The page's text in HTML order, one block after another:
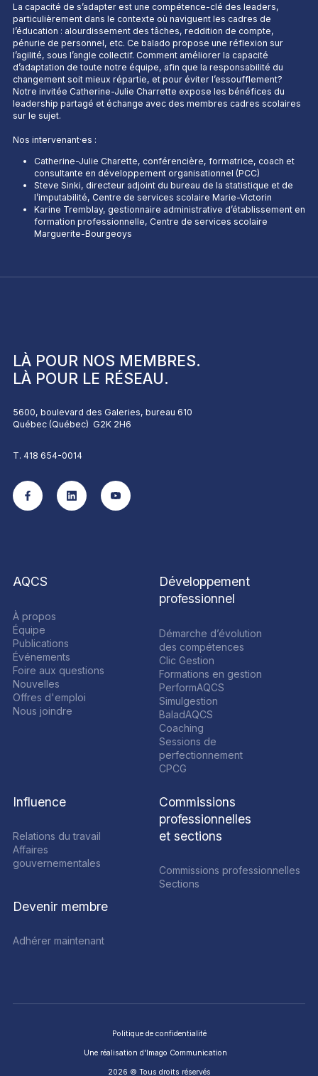
La capacité de s’adapter est une compétence-clé des leaders,
particulièrement dans le contexte où naviguent les cadres de
l’éducation : alourdissement des tâches, reddition de compte,
pénurie de personnel, etc. Ce balado propose une réflexion sur
l’agilité, sous l’angle collectif. Comment améliorer la capacité
d’adaptation de toute notre équipe, afin que la responsabilité du
changement soit mieux répartie, et pour éviter l’essoufflement?
Notre invitée Catherine-Julie Charrette expose les bénéfices du
leadership partagé et échange avec des membres cadres scolaires
sur le sujet.
Nos intervenant·es :
Catherine-Julie Charette, conférencière, formatrice, coach et
consultante en développement organisationnel (PCC)
Steve Sinki, directeur adjoint du bureau de la statistique et de
l’imputabilité, Centre de services scolaire Marie-Victorin
Karine Tremblay, gestionnaire administrative d’établissement en
formation professionnelle, Centre de services scolaire
Marguerite-Bourgeoys
LÀ POUR NOS MEMBRES.
LÀ POUR LE RÉSEAU.
5600, boulevard des Galeries, bureau 610
Québec (Québec) G2K 2H6
T. 418 654-0014
AQCS
À propos
Équipe
Publications
Événements
Foire aux questions
Nouvelles
Offres d'emploi
Nous joindre
Développement
professionnel
Démarche d’évolution
des compétences
Clic Gestion
Formations en gestion
PerformAQCS
Simulgestion
BaladAQCS
Coaching
Sessions de
perfectionnement
CPCG
Influence
Relations du travail
Affaires
gouvernementales
Devenir membre
Adhérer maintenant
Commissions
professionnelles
et sections
Commissions professionnelles
Sections
2026 © Tous droits réservés
Une réalisation d'Imago Communication
Politique de confidentialité